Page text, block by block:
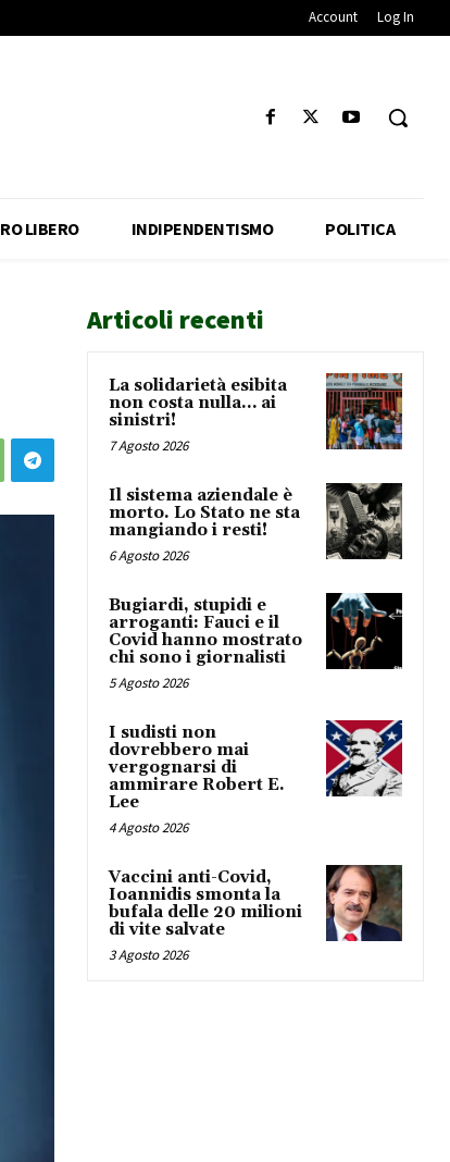
Account Log In
LIBERO INDIPENDENTISMO POLITICA
Articoli recenti
La solidarietà esibita
non costa nulla… ai
sinistri!
7 Agosto 2026
Il sistema aziendale è
morto. Lo Stato ne sta
mangiando i resti!
6 Agosto 2026
Bugiardi, stupidi e
arroganti: Fauci e il
Covid hanno mostrato
chi sono i giornalisti
5 Agosto 2026
I sudisti non
dovrebbero mai
vergognarsi di
ammirare Robert E.
Lee
4 Agosto 2026
Vaccini anti-Covid,
Ioannidis smonta la
bufala delle 20 milioni
di vite salvate
3 Agosto 2026